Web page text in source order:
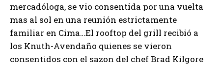
mercadóloga, se vio consentida por una vuelta
mas al sol en una reunión estrictamente
familiar en Cima…El rooftop del grill recibió a
los Knuth-Avendaño quienes se vieron
consentidos con el sazon del chef Brad Kilgore